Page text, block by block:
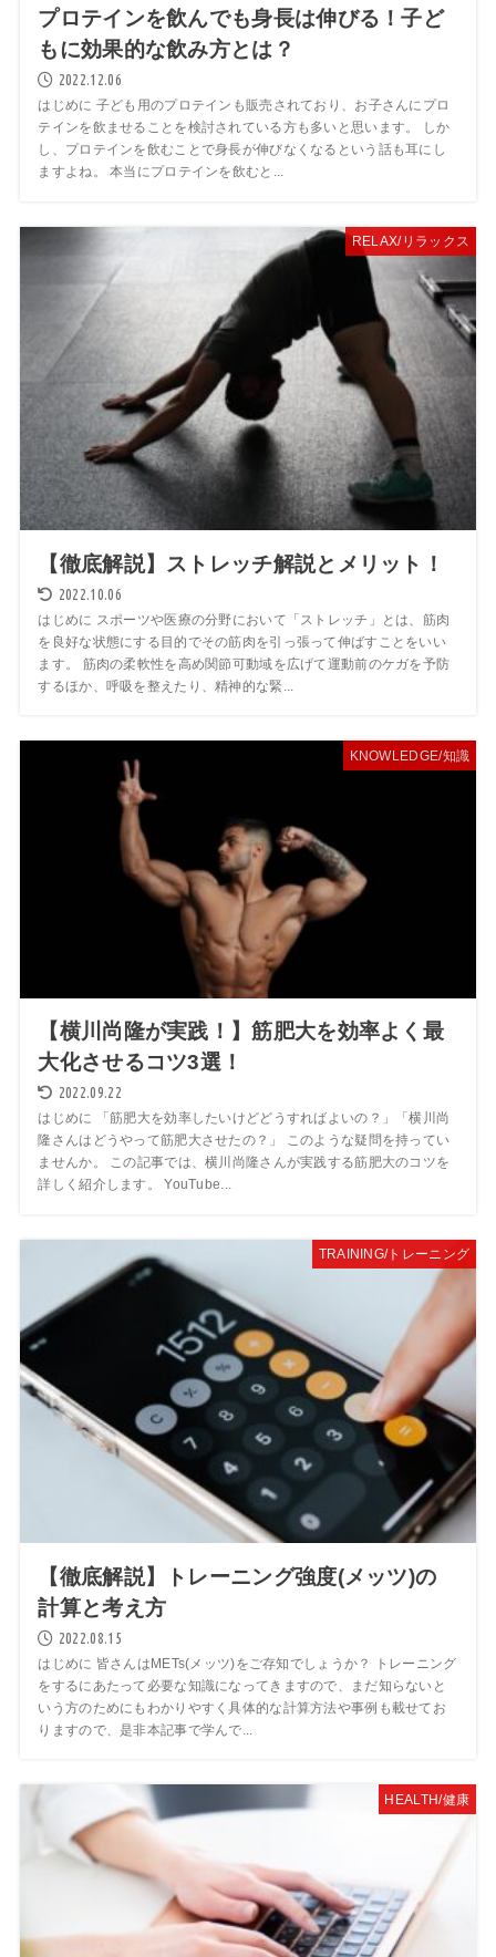
プロテインを飲んでも身長は伸びる！子ど
もに効果的な飲み方とは？
2022.12.06
はじめに 子ども用のプロテインも販売されており、お子さんにプロ
テインを飲ませることを検討されている方も多いと思います。 しか
し、プロテインを飲むことで身長が伸びなくなるという話も耳にし
ますよね。 本当にプロテインを飲むと...
RELAX/リラックス
【徹底解説】ストレッチ解説とメリット！
2022.10.06
はじめに スポーツや医療の分野において「ストレッチ」とは、筋肉
を良好な状態にする目的でその筋肉を引っ張って伸ばすことをいい
ます。 筋肉の柔軟性を高め関節可動域を広げて運動前のケガを予防
するほか、呼吸を整えたり、精神的な緊...
KNOWLEDGE/知識
【横川尚隆が実践！】筋肥大を効率よく最
大化させるコツ3選！
2022.09.22
はじめに 「筋肥大を効率したいけどどうすればよいの？」「横川尚
隆さんはどうやって筋肥大させたの？」 このような疑問を持ってい
ませんか。 この記事では、横川尚隆さんが実践する筋肥大のコツを
詳しく紹介します。 YouTube...
TRAINING/トレーニング
【徹底解説】トレーニング強度(メッツ)の
計算と考え方
2022.08.15
はじめに 皆さんはMETs(メッツ)をご存知でしょうか？ トレーニング
をするにあたって必要な知識になってきますので、まだ知らないと
いう方のためにもわかりやすく具体的な計算方法や事例も載せてお
りますので、是非本記事で学んで...
HEALTH/健康